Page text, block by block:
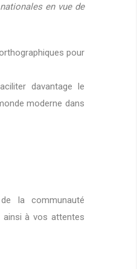
en vue de
pour
davantage le
moderne dans
la communauté
ainsi à vos attentes